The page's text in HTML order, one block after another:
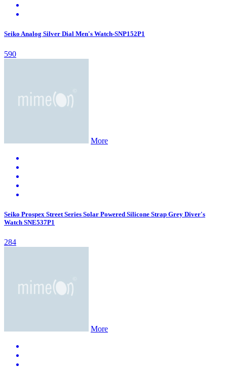
Seiko Analog Silver Dial Men's Watch-SNP152P1
590
More
Seiko Prospex Street Series Solar Powered Silicone Strap Grey Diver's
Watch SNE537P1
284
More